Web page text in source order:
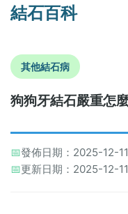
結石百科
其他結石病
狗狗牙結石嚴重怎
📅發佈日期：2025-12-11
📅更新日期：2025-12-11